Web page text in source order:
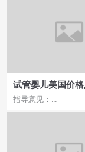
试管婴儿美国价
最新费用揭秘
指导意见：...